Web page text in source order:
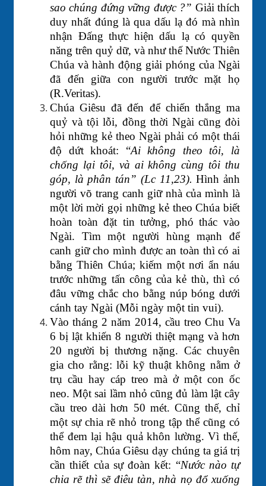
sao chúng đứng vững được ?” Giải thích
duy nhất đúng là qua dấu lạ đó mà nhìn
nhận Đấng thực hiện dấu lạ có quyền
năng trên quỷ dữ, và như thế Nước Thiên
Chúa và hành động giải phóng của Ngài
đã đến giữa con người trước mặt họ
(R.Veritas).
Chúa Giêsu đã đến để chiến thắng ma
quỷ và tội lỗi, đồng thời Ngài cũng đòi
hỏi những kẻ theo Ngài phải có một thái
độ dứt khoát: “Ai không theo tôi, là
chống lại tôi, và ai không cùng tôi thu
góp, là phân tán” (Lc 11,23). Hình ảnh
người võ trang canh giữ nhà của mình là
một lời mời gọi những kẻ theo Chúa biết
hoàn toàn đặt tin tưởng, phó thác vào
Ngài. Tìm một người hùng mạnh để
canh giữ cho mình được an toàn thì có ai
bằng Thiên Chúa; kiếm một nơi ẩn náu
trước những tấn công của kẻ thù, thì có
đâu vững chắc cho bằng núp bóng dưới
cánh tay Ngài (Mỗi ngày một tin vui).
Vào tháng 2 năm 2014, cầu treo Chu Va
6 bị lật khiến 8 người thiệt mạng và hơn
20 người bị thương nặng. Các chuyên
gia cho rằng: lỗi kỹ thuật không nằm ở
trụ cầu hay cáp treo mà ở một con ốc
neo. Một sai lầm nhỏ cũng đủ làm lật cây
cầu treo dài hơn 50 mét. Cũng thế, chỉ
một sự chia rẽ nhỏ trong tập thể cũng có
thể đem lại hậu quả khôn lường. Vì thế,
hôm nay, Chúa Giêsu dạy chúng ta giá trị
cần thiết của sự đoàn kết: “Nước nào tự
chia rẽ thì sẽ điêu tàn, nhà nọ đổ xuống